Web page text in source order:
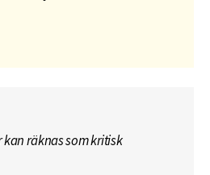
kan räknas som kritisk